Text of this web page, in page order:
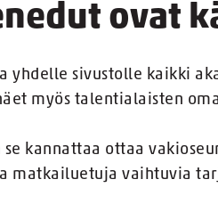
ovat
yhdelle sivustolle kaikki
myös talentialaisten
kannattaa ottaa
matkailuetuja vaihtuvia